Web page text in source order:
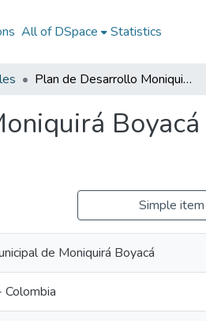
All of DSpace Statistics
Plan de Desarrollo Moniquirá Boyacá 2001 - 2003: PD Moniquirá Boyacá 2001 - 2003
Simple
de Moniquirá Boyacá
Colombia